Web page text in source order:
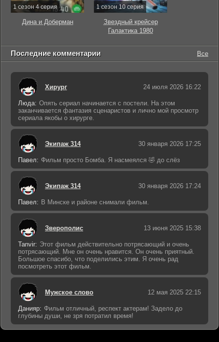
1 сезон 4 серия
Дина и Доберман
1 сезон 10 серия
Звездный крейсер
Галактика 1980
Последние комментарии Все
Хирург 24 июля 2026 16:22
Люда: Опять сериал начинается с постели. На этом
заканчивается фантазия сценаристов и лично мой просмотр
сериала якобы о хирурге.
Экипаж 314 30 января 2026 17:25
Павел: Фильм просто Бомба. Я насмеялся 🤣 до слёз
Экипаж 314 30 января 2026 17:24
Павел: В Минске и районе снимали фильм.
Зверополис 13 июня 2025 15:38
Tanvir: Этот фильм действительно потрясающий и очень
потрясающий. Мне он очень нравится. Он очень приятный.
Большое спасибо, что поделились этим. Я очень рад
посмотреть этот фильм.
Мужское слово 12 мая 2025 22:15
Данияр: Фильм отличный, респект актерам! Задело до
глубины души, не зря потратил время!